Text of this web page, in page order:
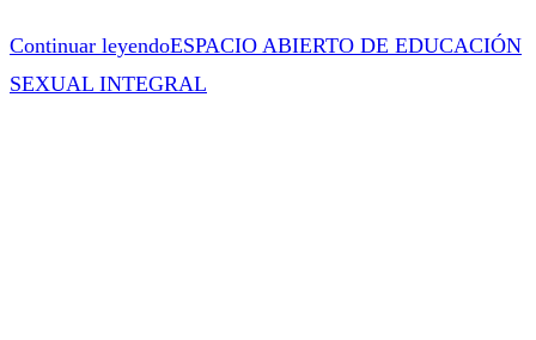
Continuar leyendoESPACIO ABIERTO DE EDUCACIÓN
SEXUAL INTEGRAL